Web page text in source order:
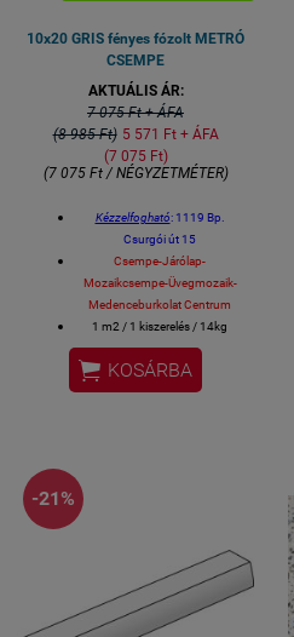
10x20 GRIS fényes fózolt METRÓ
CSEMPE
AKTUÁLIS ÁR:
7 075 Ft + ÁFA
(8 985 Ft) 5 571 Ft + ÁFA
(7 075 Ft)
(7 075 Ft / NÉGYZETMÉTER)
Kézzelfogható: 1119 Bp.
Csurgói út 15
Csempe-Járólap-
Mozaikcsempe-Üvegmozaik-
Medenceburkolat Centrum
1 m2 / 1 kiszerelés / 14kg
Méret: 10x20 cm / csempe
Gérvágással fordítjuk a sarkokat.
Fürdőszobai csempe, konyhai
 KOSÁRBA
-21%